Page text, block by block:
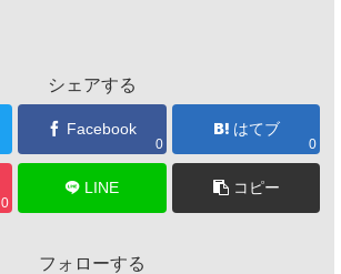
シェアする
Facebook
0
はてブ
0
0
LINE コピー
フォローする